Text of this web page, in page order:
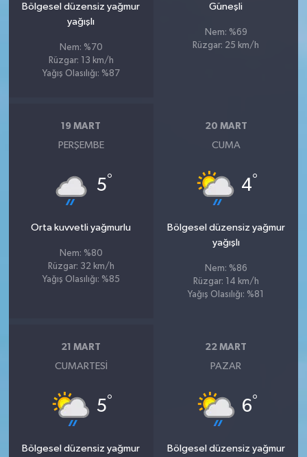
Bölgesel düzensiz yağmur
yağışlı
Nem: %70
Rüzgar: 13 km/h
Yağış Olasılığı: %87
Güneşli
Nem: %69
Rüzgar: 25 km/h
19 MART
PERŞEMBE
5°
Orta kuvvetli yağmurlu
Nem: %80
Rüzgar: 32 km/h
Yağış Olasılığı: %85
20 MART
CUMA
4°
Bölgesel düzensiz yağmur
yağışlı
Nem: %86
Rüzgar: 14 km/h
Yağış Olasılığı: %81
21 MART
CUMARTESI
5°
Bölgesel düzensiz yağmur
22 MART
PAZAR
6°
Bölgesel düzensiz yağmur